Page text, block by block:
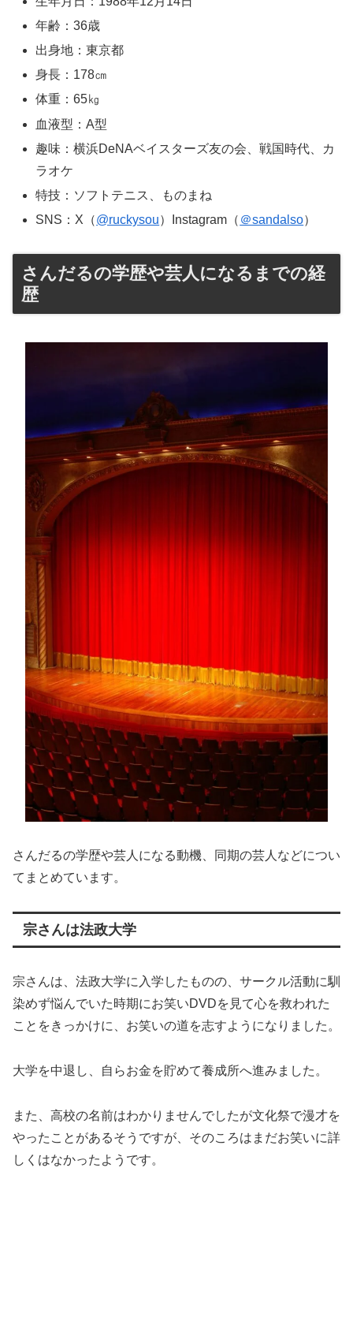
年齢：36歳
出身地：東京都
身長：178㎝
体重：65㎏
血液型：A型
趣味：横浜DeNAベイスターズ友の会、戦国時代、カ
ラオケ
特技：ソフトテニス、ものまね
SNS：X（@ruckysou）Instagram（ ＠sandalso）
さんだるの学歴や芸人になるまでの経
歴
さんだるの学歴や芸人になる動機、同期の芸人などについ
てまとめています。
宗さんは法政大学
宗さんは、法政大学に入学したものの、サークル活動に馴
染めず悩んでいた時期にお笑いDVDを見て心を救われた
ことをきっかけに、お笑いの道を志すようになりました。
大学を中退し、自らお金を貯めて養成所へ進みました。
また、高校の名前はわかりませんでしたが文化祭で漫才を
やったことがあるそうですが、そのころはまだお笑いに詳
しくはなかったようです。